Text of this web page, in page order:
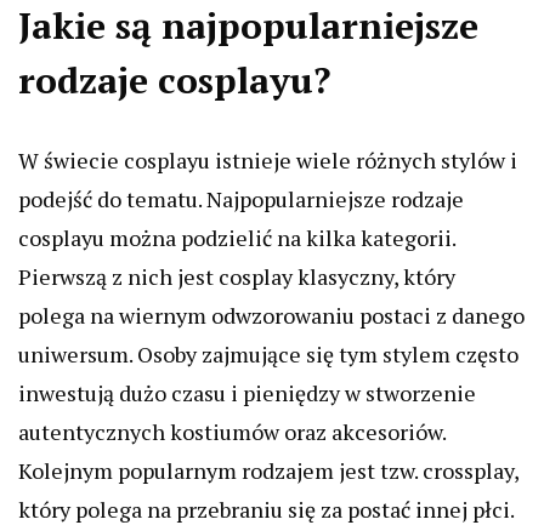
Jakie są najpopularniejsze
rodzaje cosplayu?
W świecie cosplayu istnieje wiele różnych stylów i
podejść do tematu. Najpopularniejsze rodzaje
cosplayu można podzielić na kilka kategorii.
Pierwszą z nich jest cosplay klasyczny, który
polega na wiernym odwzorowaniu postaci z danego
uniwersum. Osoby zajmujące się tym stylem często
inwestują dużo czasu i pieniędzy w stworzenie
autentycznych kostiumów oraz akcesoriów.
Kolejnym popularnym rodzajem jest tzw. crossplay,
który polega na przebraniu się za postać innej płci.